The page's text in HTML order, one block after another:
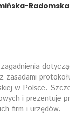
Radomska
zasadami
w Polsce.
i prezentuje
firm i urzędów.